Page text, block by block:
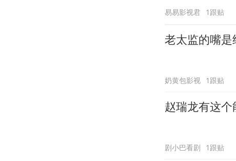
易易影视君 1跟贴
老太监的嘴
奶黄包影视 1跟贴
赵瑞龙有这
剧小巴看剧 1跟贴